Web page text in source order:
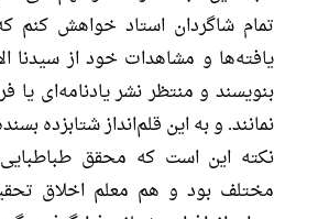
تمام شاگردان استاد خواهش کنم
یافته‌ها و مشاهدات خود از سیدنا
بنویسند و منتظر نشر یادنامه‌ای یا
نمانند. و به این قلم‌انداز شتابزده
نکته این است که محقق
مختلف بود و هم معلم اخلاق